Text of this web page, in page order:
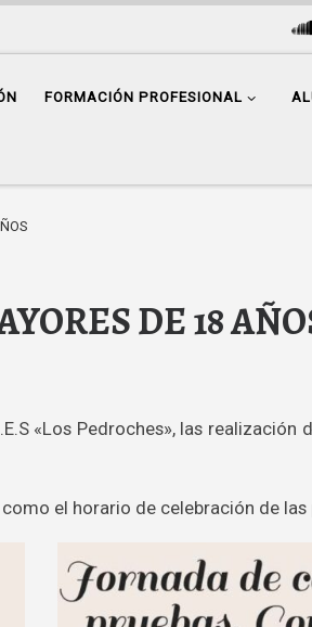
FORMACIÓN PROFESIONAL
DE 18
«Los Pedroches», las
el horario de celebración de las